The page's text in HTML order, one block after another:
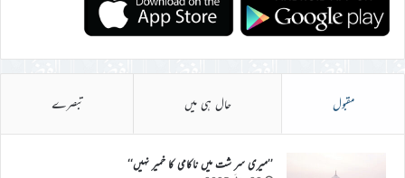
مقبول حال ہی میں تبصرے
’’میری سر شت میں ناکامی کا خمیر نہیں‘‘